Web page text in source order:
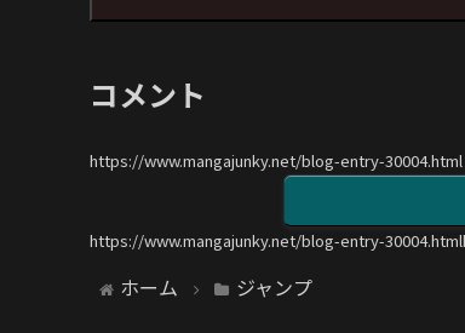
コメント
https://www.mangajunky.net/blog-entry-30004.html
https://www.mangajunky.net/blog-entry-
ホーム ジャンプ